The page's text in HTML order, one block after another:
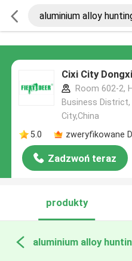
Cixi City
Room 602-2,
Business
City,China
5.0
zweryfikowane
Zadzwoń teraz
produkty